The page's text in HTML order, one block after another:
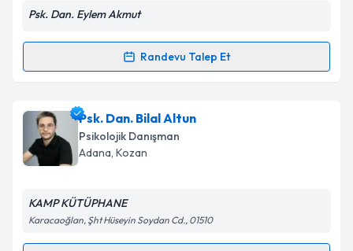
'ni okudum ve kişisel verilerimin belirtilen
kapsamda işlenmesini kabul ediyorum.
Takvim Talebini Gönder
Psk. Dan. Eylem Akmut
Randevu Talep Et
Randevu Takvimi Talebi
Psk. Dan. Eylem Akmutiçin randevu takvimi talebi
oluşturun. Size bu uzmandan randevu almanız için bir
takvim hazırlandığında e-posta ile bilgilendireceğiz.
Psk. Dan. Bilal Altun
Psikolojik Danışman
Adana, Kozan
KAMP KÜTÜPHANE
Karacaoğlan, Şht Hüseyin Soydan Cd., 01510